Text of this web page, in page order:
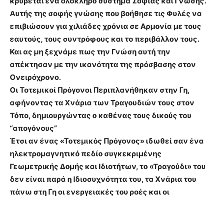
Αυτής της σοφής γνώσης που βοήθησε τις Φυλές να
επιβιώσουν για χιλιάδες χρόνια σε Αρμονία με τους
εαυτούς, τους συντρόφους και το περιβάλλον τους.
Και ας μη ξεχνάμε πως την Γνώση αυτή την
απέκτησαν με την ικανότητα της πρόσβασης στον
Ονειρόχρονο.
Οι Τοτεμικοί Πρόγονοι Περιπλανήθηκαν στην Γη,
αφήνοντας τα Χνάρια των Τραγουδιών τους στον
Τόπο, δημιουργώντας ο καθένας τους δικούς του
“απογόνους”
Έτσι αν ένας «Τοτεμικός Πρόγονος» ιδωθεί σαν ένα
ηλεκτρομαγνητικό πεδίο συγκεκριμένης
Γεωμετρικής Δομής και Ιδιοτήτων, το «Τραγούδι» του
δεν είναι παρά η Ιδιοσυχνότητα του, τα Χνάρια του
πάνω στη Γη οι ενεργειακές του ροές και οι